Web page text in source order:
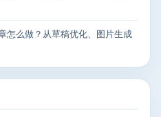
怎么做？从草稿优化、图片生成